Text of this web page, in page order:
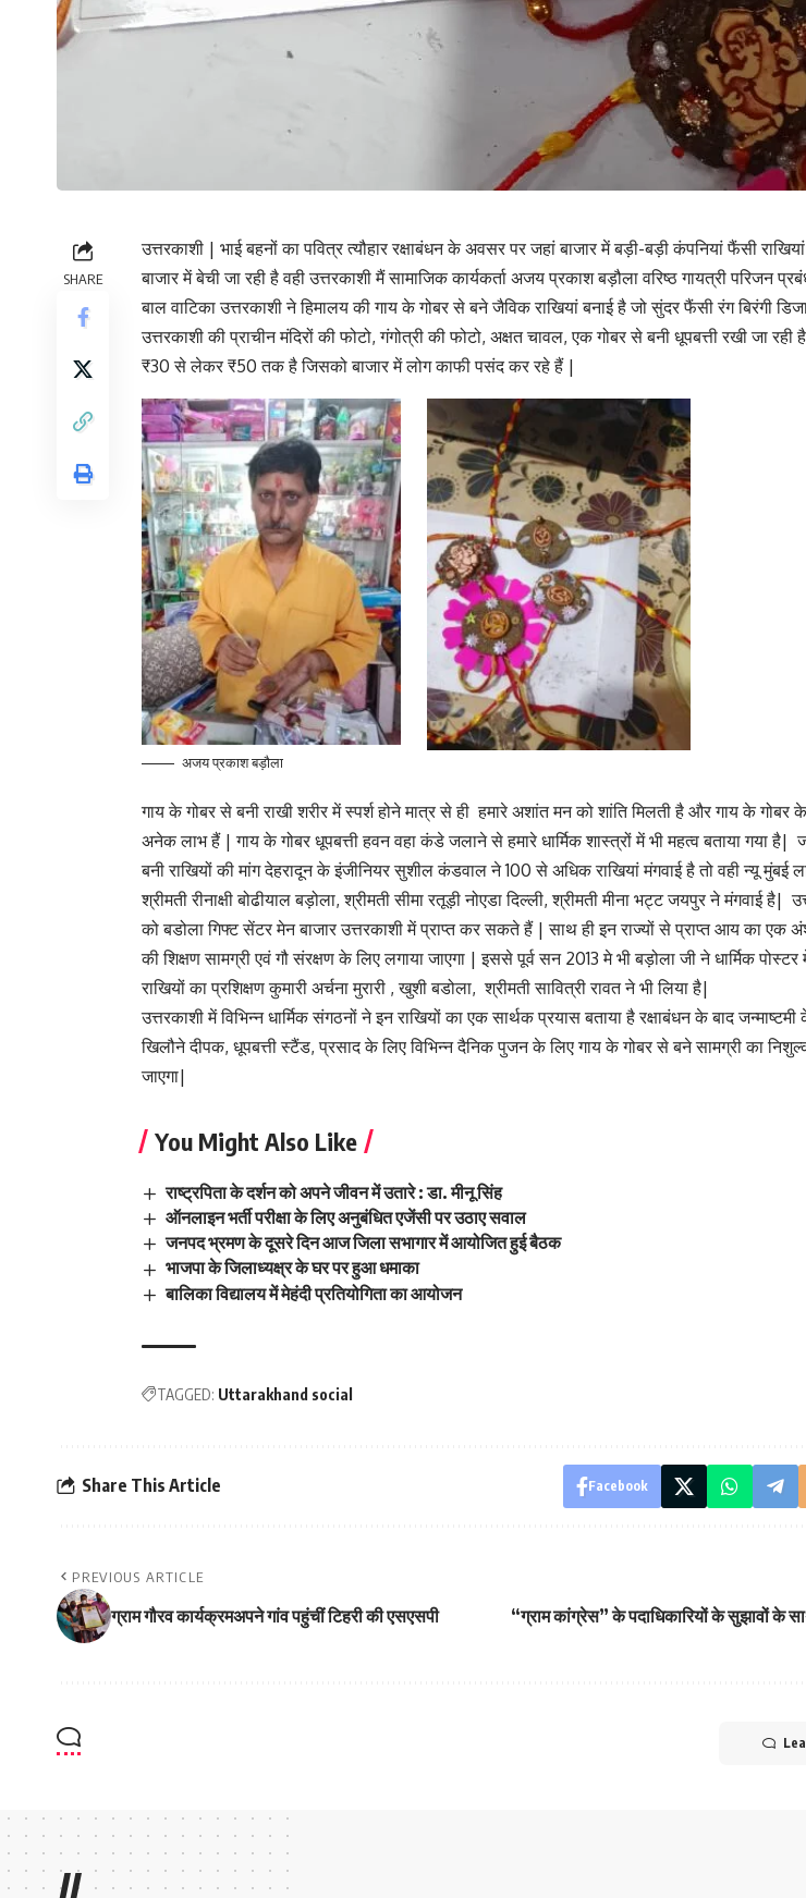
SHARE
उत्तरकाशी | भाई बहनों का पवित्र त्यौहार रक्षाबंधन के अवसर पर जहां बाजार में बड़ी-बड़ी कंपनियां फैंसी
बाजार में बेची जा रही है वही उत्तरकाशी मैं सामाजिक कार्यकर्ता अजय प्रकाश बड़ौला वरिष्ठ गायत्री परिजन
बाल वाटिका उत्तरकाशी ने हिमालय की गाय के गोबर से बने जैविक राखियां बनाई है जो सुंदर फैंसी रंग बिरंगी
उत्तरकाशी की प्राचीन मंदिरों की फोटो, गंगोत्री की फोटो, अक्षत चावल, एक गोबर से बनी धूपबत्ती रखी जा
₹30 से लेकर ₹50 तक है जिसको बाजार में लोग काफी पसंद कर रहे हैं |
अजय प्रकाश बड़ौला
गाय के गोबर से बनी राखी शरीर में स्पर्श होने मात्र से ही हमारे अशांत मन को शांति मिलती है और गाय के गोबर
अनेक लाभ हैं | गाय के गोबर धूपबत्ती हवन वहा कंडे जलाने से हमारे धार्मिक शास्त्रों में भी महत्व बताया गया है|
बनी राखियों की मांग देहरादून के इंजीनियर सुशील कंडवाल ने 100 से अधिक राखियां मंगवाई है तो वही न्यू मुंबई
श्रीमती रीनाक्षी बोढीयाल बड़ोला, श्रीमती सीमा रतूड़ी नोएडा दिल्ली, श्रीमती मीना भट्ट जयपुर ने मंगवाई है|
को बडोला गिफ्ट सेंटर मेन बाजार उत्तरकाशी में प्राप्त कर सकते हैं | साथ ही इन राज्यों से प्राप्त आय का एक अंश
की शिक्षण सामग्री एवं गौ संरक्षण के लिए लगाया जाएगा | इससे पूर्व सन 2013 मे भी बड़ोला जी ने धार्मिक पोस्टर
राखियों का प्रशिक्षण कुमारी अर्चना मुरारी , खुशी बडोला, श्रीमती सावित्री रावत ने भी लिया है|
उत्तरकाशी में विभिन्न धार्मिक संगठनों ने इन राखियों का एक सार्थक प्रयास बताया है रक्षाबंधन के बाद
खिलौने दीपक, धूपबत्ती स्टैंड, प्रसाद के लिए विभिन्न दैनिक पुजन के लिए गाय के गोबर से बने सामग्री का
जाएगा|
You Might Also Like
राष्ट्रपिता के दर्शन को अपने जीवन में उतारे : डा. मीनू सिंह
ऑनलाइन भर्ती परीक्षा के लिए अनुबंधित एजेंसी पर उठाए सवाल
जनपद भ्रमण के दूसरे दिन आज जिला सभागार में आयोजित हुई बैठक
भाजपा के जिलाध्यक्ष्र के घर पर हुआ धमाका
बालिका विद्यालय में मेहंदी प्रतियोगिता का आयोजन
TAGGED: Uttarakhand social
Share This Article Facebook
PREVIOUS ARTICLE
ग्राम गौरव कार्यक्रमअपने गांव पहुंचीं टिहरी की एसएसपी “ग्राम कांग्रेस” के पदाधिकारियों के सुझावों के